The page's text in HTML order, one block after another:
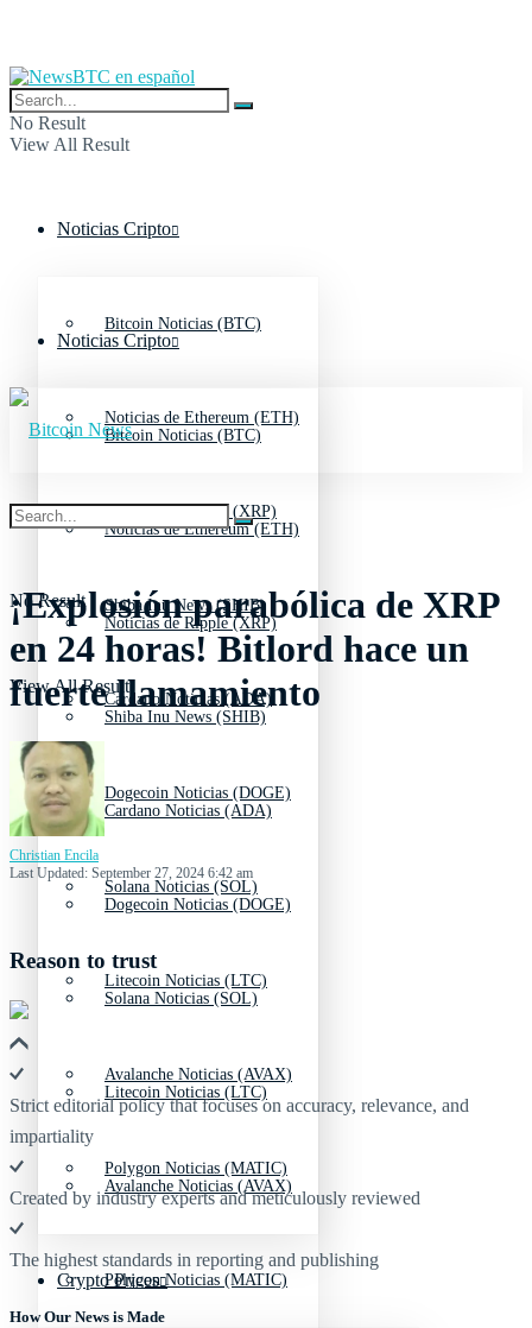
No Result
View All Result
Noticias Cripto
Bitcoin Noticias (BTC)
Noticias de Ethereum (ETH)
Noticias de Ripple (XRP)
Shiba Inu News (SHIB)
Cardano Noticias (ADA)
Dogecoin Noticias (DOGE)
Solana Noticias (SOL)
Litecoin Noticias (LTC)
Avalanche Noticias (AVAX)
Polygon Noticias (MATIC)
Crypto Prices
Noticias Cripto
Bitcoin Noticias (BTC)
Noticias de Ethereum (ETH)
Noticias de Ripple (XRP)
Shiba Inu News (SHIB)
Cardano Noticias (ADA)
Dogecoin Noticias (DOGE)
Solana Noticias (SOL)
Litecoin Noticias (LTC)
Avalanche Noticias (AVAX)
Polygon Noticias (MATIC)
No Result
View All Result
¡Explosión parabólica de XRP
en 24 horas! Bitlord hace un
fuerte llamamiento
Christian Encila
Last Updated: September 27, 2024 6:42 am
Reason to trust
Strict editorial policy that focuses on accuracy, relevance, and
impartiality
Created by industry experts and meticulously reviewed
The highest standards in reporting and publishing
How Our News is Made